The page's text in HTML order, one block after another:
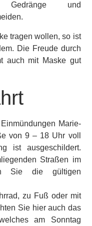
Gedränge und
tragen wollen, so ist
Die Freude durch
auch mit Maske gut
Marie-
von 9 – 18 Uhr voll
ist ausgeschildert.
Straßen im
Sie die gültigen
zu Fuß oder mit
Sie hier auch das
am Sonntag